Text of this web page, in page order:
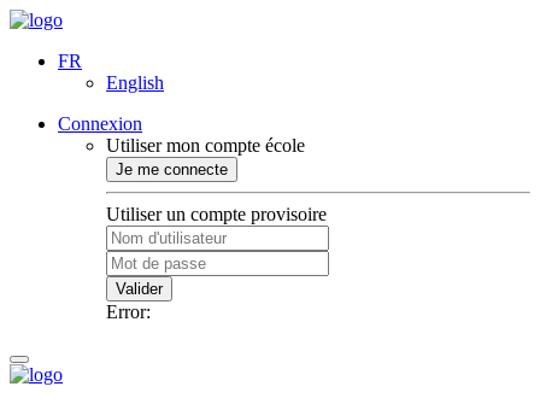
FR
English
Connexion
Utiliser mon compte école
Je me connecte
Utiliser un compte provisoire
Valider
Error: